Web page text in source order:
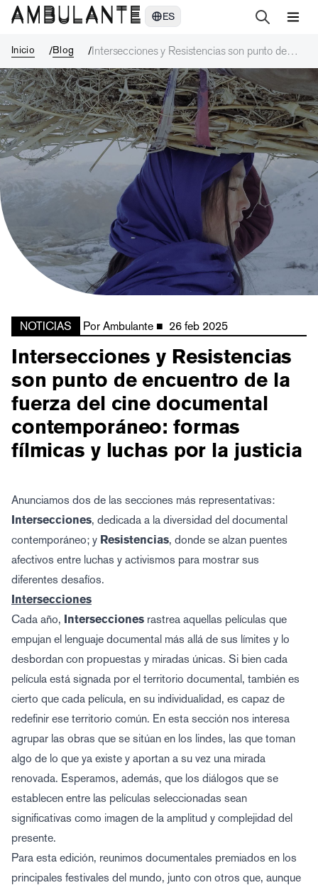
ES
Inicio Blog
Intersecciones y Resistencias son punto de
encuentro de la fuerza del cine documental
contemporáneo: formas fílmicas y luchas por la
justicia
NOTICIAS Por Ambulante ■ 26 feb 2025
Intersecciones y Resistencias
son punto de encuentro de la
fuerza del cine documental
contemporáneo: formas
fílmicas y luchas por la justicia
Anunciamos dos de las secciones más representativas:
Intersecciones, dedicada a la diversidad del documental
contemporáneo; y Resistencias, donde se alzan puentes
afectivos entre luchas y activismos para mostrar sus
diferentes desafíos.
Intersecciones
Cada año, Intersecciones rastrea aquellas películas que
empujan el lenguaje documental más allá de sus límites y lo
desbordan con propuestas y miradas únicas. Si bien cada
película está signada por el territorio documental, también es
cierto que cada película, en su individualidad, es capaz de
redefinir ese territorio común. En esta sección nos interesa
agrupar las obras que se sitúan en los lindes, las que toman
algo de lo que ya existe y aportan a su vez una mirada
renovada. Esperamos, además, que los diálogos que se
establecen entre las películas seleccionadas sean
significativas como imagen de la amplitud y complejidad del
presente.
Para esta edición, reunimos documentales premiados en los
principales festivales del mundo, junto con otros que, aunque
Intersecciones y Resistencias son punto de encuentro de la